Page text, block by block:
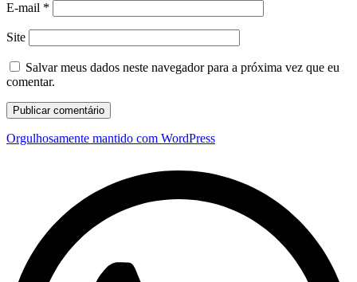
E-mail *
Site
Salvar meus dados neste navegador para a próxima vez que eu
comentar.
Orgulhosamente mantido com WordPress